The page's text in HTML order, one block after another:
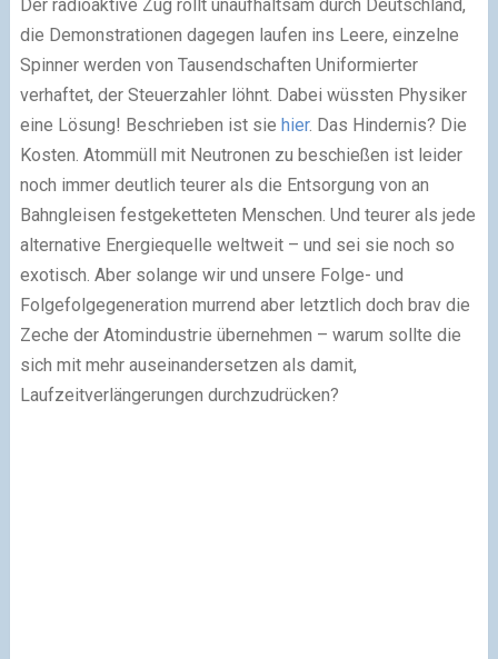
Der radioaktive Zug rollt unaufhaltsam durch Deutschland,
die Demonstrationen dagegen laufen ins Leere, einzelne
Spinner werden von Tausendschaften Uniformierter
verhaftet, der Steuerzahler löhnt. Dabei wüssten Physiker
eine Lösung! Beschrieben ist sie hier. Das Hindernis? Die
Kosten. Atommüll mit Neutronen zu beschießen ist leider
noch immer deutlich teurer als die Entsorgung von an
Bahngleisen festgeketteten Menschen. Und teurer als jede
alternative Energiequelle weltweit – und sei sie noch so
exotisch. Aber solange wir und unsere Folge- und
Folgefolgegeneration murrend aber letztlich doch brav die
Zeche der Atomindustrie übernehmen – warum sollte die
sich mit mehr auseinandersetzen als damit,
Laufzeitverlängerungen durchzudrücken?